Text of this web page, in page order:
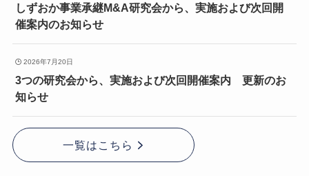
しずおか事業承継M&A研究会から、実施および次回開
催案内のお知らせ
2026年7月20日
3つの研究会から、実施および次回開催案内 更新のお
知らせ
一覧はこちら